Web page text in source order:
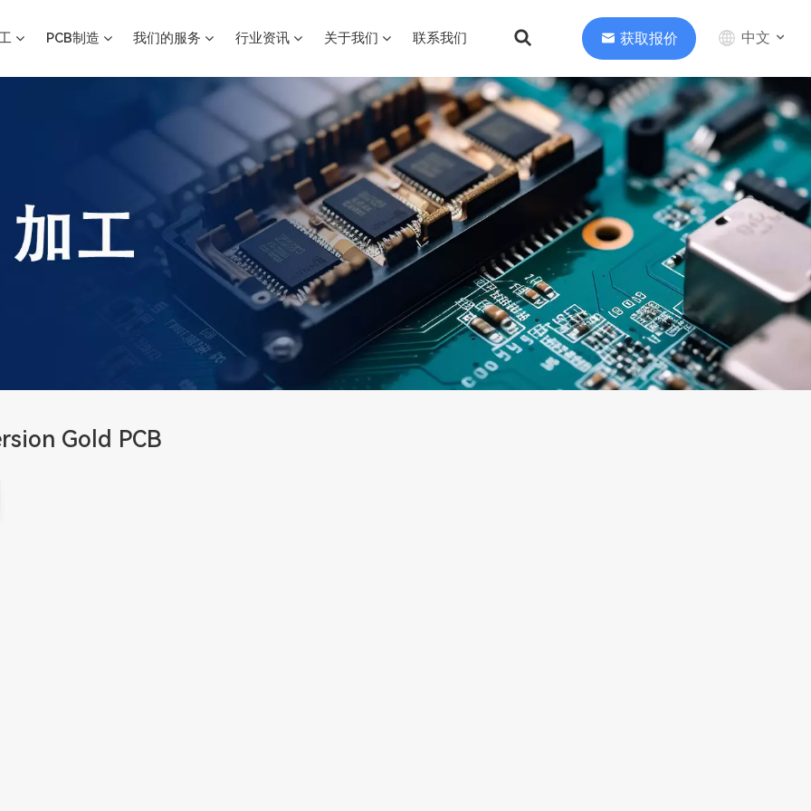
PCB制造 我们的服务 行业资讯 关于我们 联系我们 获取报价 中文
English
中文
Deutsch
Gold PCB